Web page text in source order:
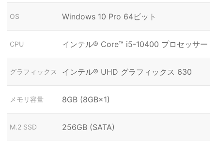
OS Windows 10 Pro 64ビット
CPU インテル® Core™ i5-10400 プロセッサー
グラフィックス インテル® UHD グラフィックス 630
メモリ容量 8GB (8GB×1)
M.2 SSD 256GB (SATA)